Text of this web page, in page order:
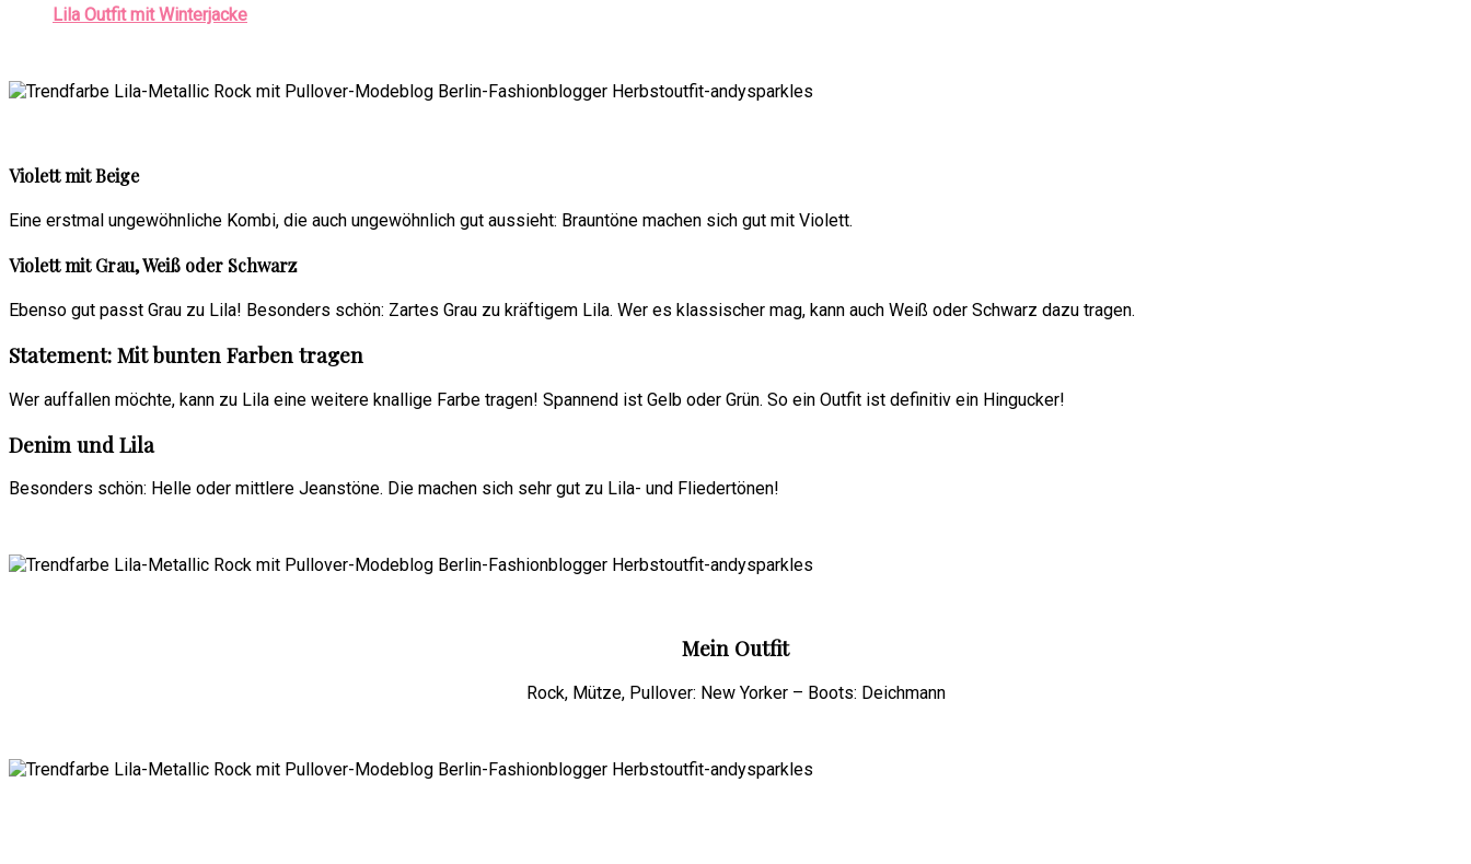
Lila Outfit mit Winterjacke
Violett mit Beige
Eine erstmal ungewöhnliche Kombi, die auch ungewöhnlich gut aussieht: Brauntöne machen sich gut mit Violett.
Violett mit Grau, Weiß oder Schwarz
Ebenso gut passt Grau zu Lila! Besonders schön: Zartes Grau zu kräftigem Lila. Wer es klassischer mag, kann auch Weiß oder Schwarz dazu tragen.
Statement: Mit bunten Farben tragen
Wer auffallen möchte, kann zu Lila eine weitere knallige Farbe tragen! Spannend ist Gelb oder Grün. So ein Outfit ist definitiv ein Hingucker!
Denim und Lila
Besonders schön: Helle oder mittlere Jeanstöne. Die machen sich sehr gut zu Lila- und Fliedertönen!
Mein Outfit
Rock, Mütze, Pullover: New Yorker – Boots: Deichmann